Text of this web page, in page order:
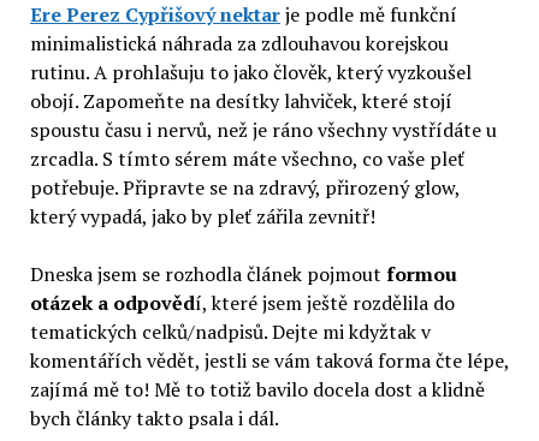
Ere Perez Cypřišový nektarje podle mě funkční
minimalistická náhrada za zdlouhavou korejskou
rutinu. A prohlašuju to jako člověk, který vyzkoušel
obojí. Zapomeňte na desítky lahviček, které stojí
spoustu času i nervů, než je ráno všechny vystřídáte u
zrcadla. S tímto sérem máte všechno, co vaše pleť
potřebuje. Připravte se na zdravý, přirozený glow,
který vypadá, jako by pleť zářila zevnitř!
Dneska jsem se rozhodla článek pojmout formou
otázek a odpovědí, které jsem ještě rozdělila do
tematických celků/nadpisů. Dejte mi kdyžtak v
komentářích vědět, jestli se vám taková forma čte lépe,
zajímá mě to! Mě to totiž bavilo docela dost a klidně
bych články takto psala i dál.